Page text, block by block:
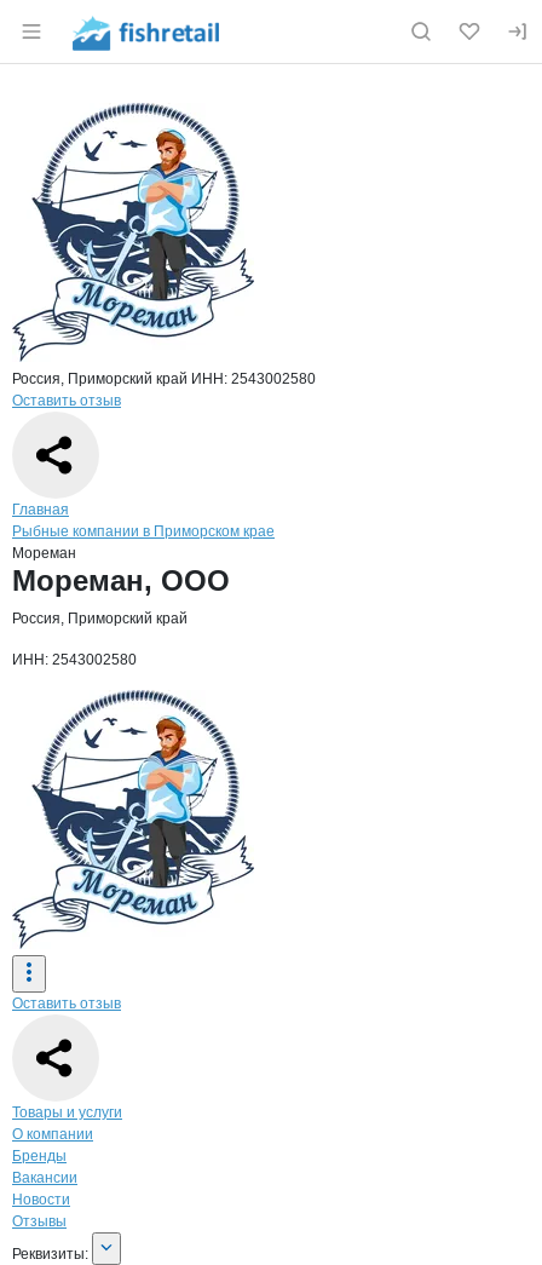
Раздел навигации по сайту fishretail.ru
Страница компании
Страница компанииМореман, ООО
Краткая информация о компании
Россия, Приморский край ИНН: 2543002580
Оставить отзыв
Навигация по сайту
Главная
Рыбные компании в Приморском крае
Мореман
Основная информация о компании
Мореман, ООО
Россия, Приморский край
ИНН: 2543002580
Оставить отзыв
Навигация по странице
Товары и услуги
О компании
Бренды
Вакансии
Новости
Отзывы
О компании
Реквизиты
Реквизиты: